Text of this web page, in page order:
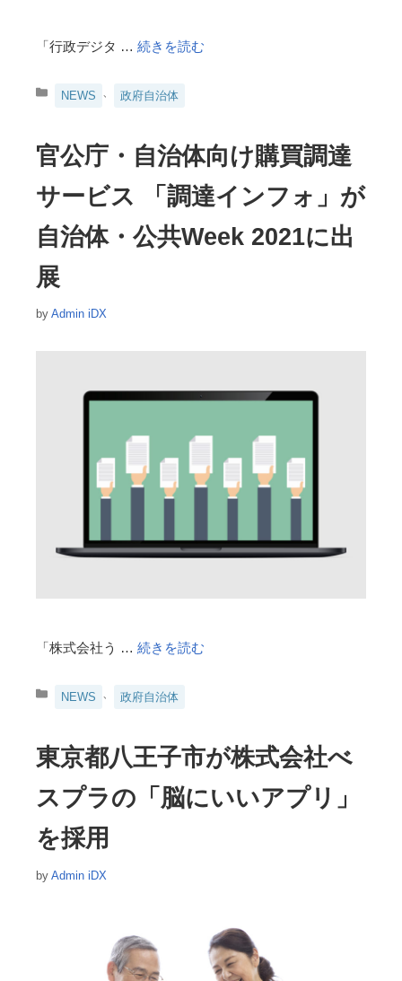
「行政デジタ … 続きを読む
カ
ー
NEWS 政府自治体
官公庁・自治体向け購買調達
サービス 「調達インフォ」が
自治体・公共Week 2021に出
展
by Admin iDX
「株式会社う … 続きを読む
カ
ー
NEWS 、 政府自治体
東京都八王子市が株式会社べ
スプラの「脳にいいアプリ」
を採用
by Admin iDX